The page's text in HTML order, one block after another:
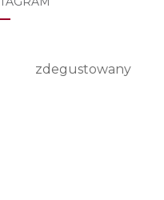
zdegustowany